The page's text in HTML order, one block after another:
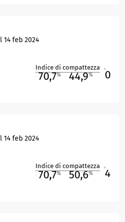
14 feb 2024
Indice di compattezza
70,7% 44,9% 0
14 feb 2024
Indice di compattezza
70,7% 50,6% 4